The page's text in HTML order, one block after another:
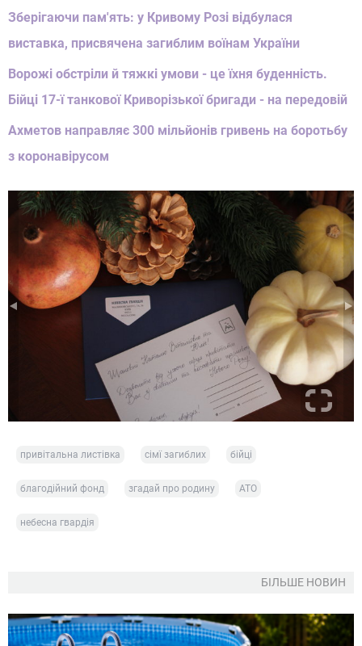
Зберігаючи пам'ять: у Кривому Розі відбулася
виставка, присвячена загиблим воїнам України
Ворожі обстріли й тяжкі умови - це їхня буденність.
Бійці 17-ї танкової Криворізької бригади - на передовій
Ахметов направляє 300 мільйонів гривень на боротьбу
з коронавірусом
привітальна листівка сімї загиблих бійці
благодійний фонд згадай про родину АТО
небесна гвардія
БІЛЬШЕ НОВИН